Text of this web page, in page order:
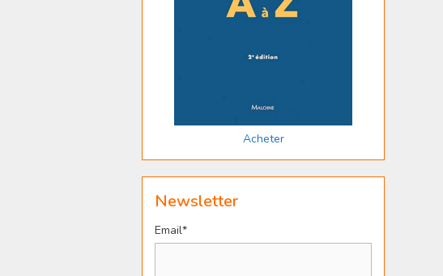
Acheter
Newsletter
Email*